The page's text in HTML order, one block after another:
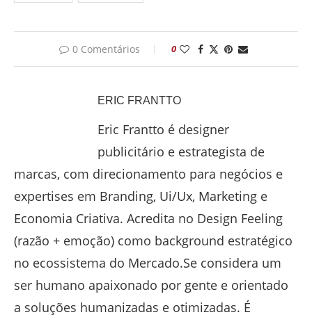
0 Comentários 0
ERIC FRANTTO
Eric Frantto é designer
publicitário e estrategista de
marcas, com direcionamento para negócios e
expertises em Branding, Ui/Ux, Marketing e
Economia Criativa. Acredita no Design Feeling
(razão + emoção) como background estratégico
no ecossistema do Mercado.Se considera um
ser humano apaixonado por gente e orientado
a soluções humanizadas e otimizadas. É